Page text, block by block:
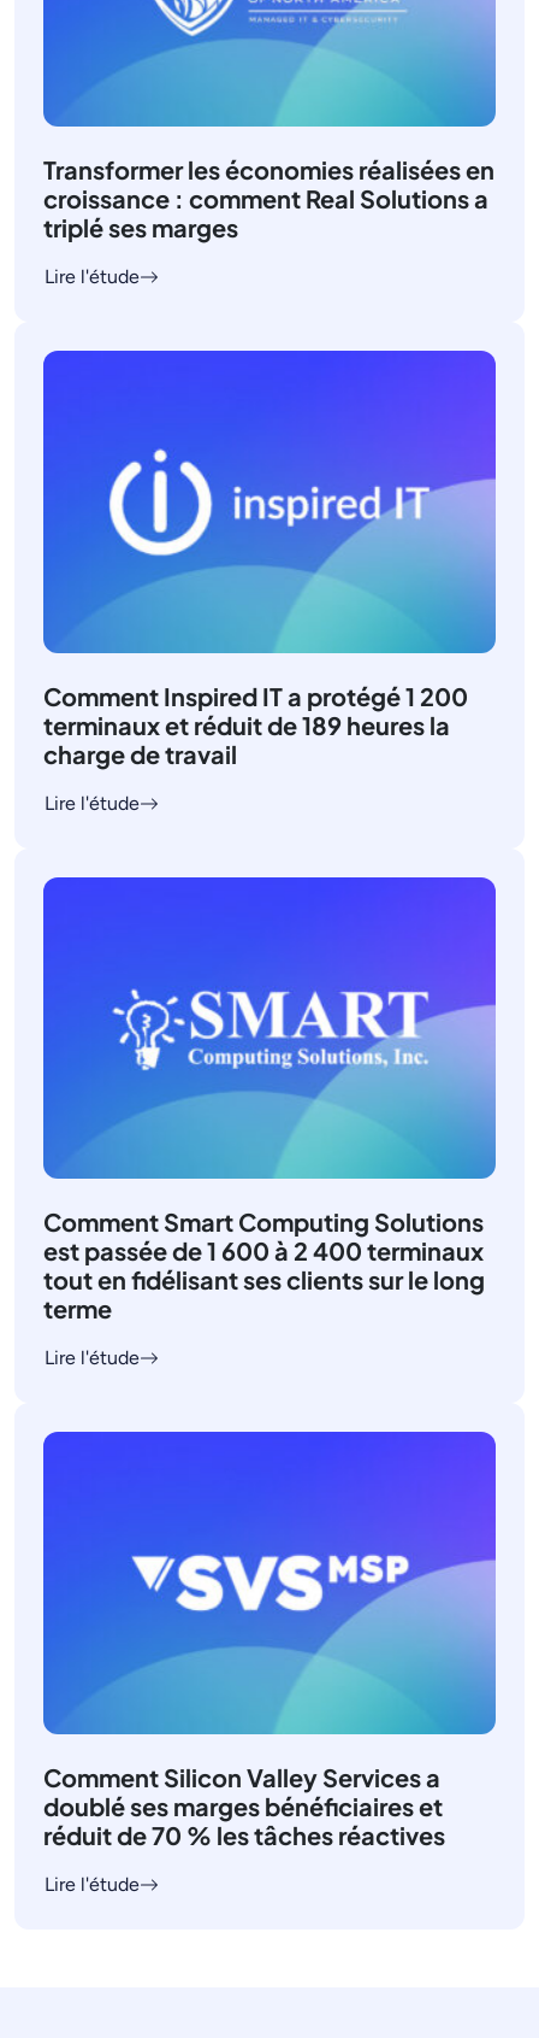
Transformer les économies réalisées en
croissance : comment Real Solutions a
triplé ses marges
Lire l'étude
Comment Inspired IT a protégé 1 200
terminaux et réduit de 189 heures la
charge de travail
Lire l'étude
Comment Smart Computing Solutions
est passée de 1 600 à 2 400 terminaux
tout en fidélisant ses clients sur le long
terme
Lire l'étude
Comment Silicon Valley Services a
doublé ses marges bénéficiaires et
réduit de 70 % les tâches réactives
Lire l'étude